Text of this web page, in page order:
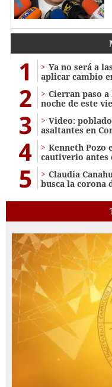
1
Ya no será a
aplicar cambio
2
Cierran paso
noche de este
3
Video:
asaltantes en
4
Kenneth Pozo
cautiverio antes
5
Claudia
busca la corona